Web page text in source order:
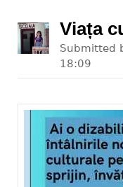
Viața
Submitted
18:09